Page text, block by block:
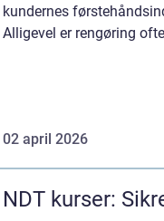
kundernes
Alligevel er rengøring
02 april 2026
NDT kurser: